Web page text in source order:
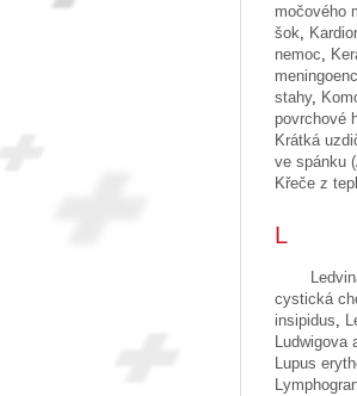
močového
šok,
nemoc,
stahy,
povrchové
Krátká
ve spánku
Křeče z
L
cystická
insipidus,
Ludwigova
Lupus